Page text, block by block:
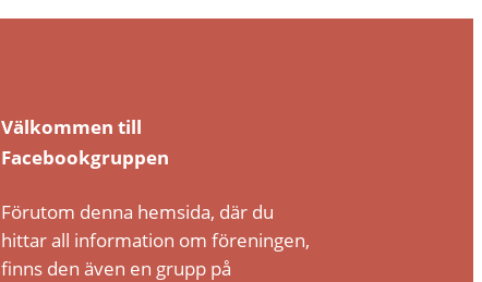
Välkommen till
Facebookgruppen
Förutom denna hemsida, där du
hittar all information om föreningen,
finns den även en grupp på